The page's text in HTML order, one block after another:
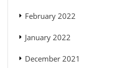
February 2022
January 2022
December 2021